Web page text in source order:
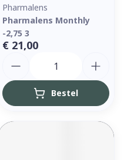
Pharmalens
Pharmalens Monthly
-2,75 3
€ 21,00
Bestel